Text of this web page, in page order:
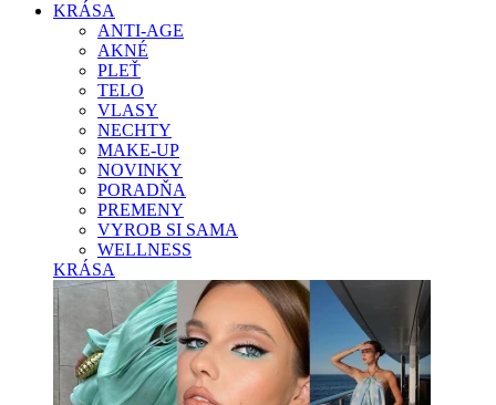
KRÁSA
ANTI-AGE
AKNÉ
PLEŤ
TELO
VLASY
NECHTY
MAKE-UP
NOVINKY
PORADŇA
PREMENY
VYROB SI SAMA
WELLNESS
KRÁSA